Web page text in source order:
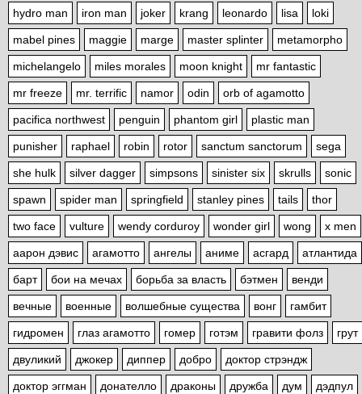
hydro man iron man joker krang leonardo lisa loki
mabel pines maggie marge master splinter metamorpho
michelangelo miles morales moon knight mr fantastic
mr freeze mr. terrific namor odin orb of agamotto
pacifica northwest penguin phantom girl plastic man
punisher raphael robin rotor sanctum sanctorum sega
she hulk silver dagger simpsons sinister six skrulls sonic
spawn spider man springfield stanley pines tails thor
two face vulture wendy corduroy wonder girl wong x men
аарон дэвис агамотто ангелы аниме асгард атлантида
барт бои на мечах борьба за власть бэтмен венди
вечные военные волшебные существа вонг гамбит
гидромен глаз агамотто гомер готэм гравити фолз грут
двуликий джокер диппер добро доктор стрэндж
доктор эггман донателло драконы дружба дум дэдпул